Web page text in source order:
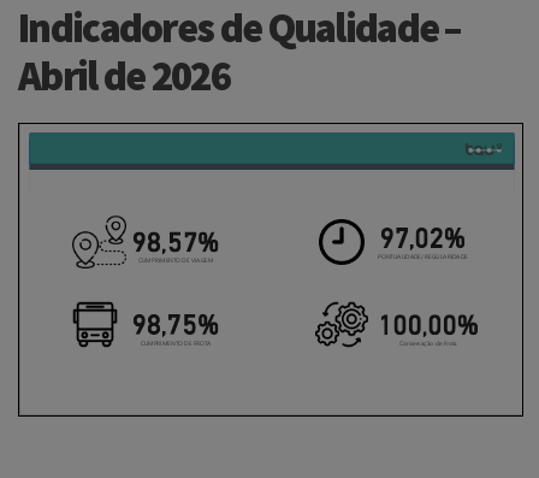
Indicadores de Qualidade –
Abril de 2026